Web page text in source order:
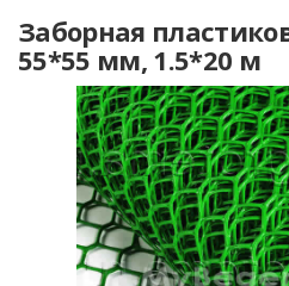
Заборная
55*55 мм, 1.5*20 м